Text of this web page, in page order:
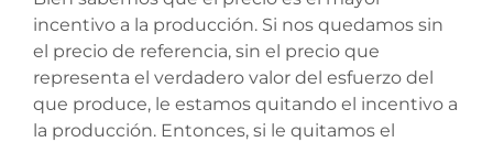
incentivo a la producción. Si nos quedamos sin
el precio de referencia, sin el precio que
representa el verdadero valor del esfuerzo del
que produce, le estamos quitando el incentivo a
la producción. Entonces, si le quitamos el